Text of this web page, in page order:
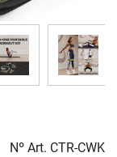
Nº Art. CTR-CWK